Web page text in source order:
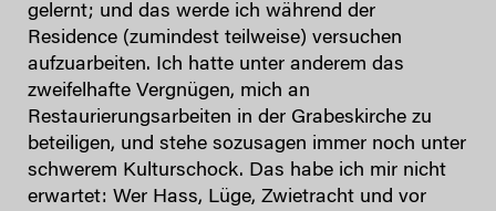
gelernt; und das werde ich während der
Residence (zumindest teilweise) versuchen
aufzuarbeiten. Ich hatte unter anderem das
zweifelhafte Vergnügen, mich an
Restaurierungsarbeiten in der Grabeskirche zu
beteiligen, und stehe sozusagen immer noch unter
schwerem Kulturschock. Das habe ich mir nicht
erwartet: Wer Hass, Lüge, Zwietracht und vor